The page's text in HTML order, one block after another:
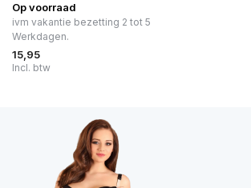
Op voorraad
ivm vakantie bezetting 2 tot 5
Werkdagen.
15,95
Incl. btw